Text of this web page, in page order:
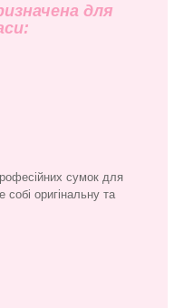
для
сумок для
собі оригінальну та